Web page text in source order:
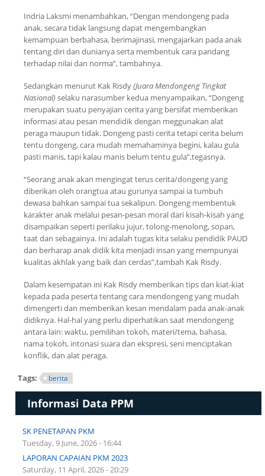
Indria Laksmi menambahkan, “Dengan mendongeng pada
anak, secara tidak langsung dapat mengembangkan
kemampuan berbahasa, berimajinasi, mengajarkan pada anak
tentang diri dan dunianya serta membentuk cara pandang
terhadap nilai dan norma”, tambahnya.
Sedangkan menurut Kak Risdy(Juara Mendongeng Tingkat
Nasional) selaku narasumber kedua menyampaikan, “Dongeng
merupakan suatu penyajian cerita yang bersifat memberikan
informasi atau pesan mendidik dengan meggunakan alat
peraga maupun tidak. Dongeng pasti cerita tetapi cerita belum
tentu dongeng, cara mudah memahaminya begini, kalau gula
pasti manis, tapi kalau manis belum tentu gula”,tegasnya.
“Seorang anak akan mengingat terus cerita/dongeng yang
diberikan oleh orangtua atau gurunya sampai ia tumbuh
dewasa bahkan sampai tua sekalipun. Dongeng membentuk
karakter anak melalui pesan-pesan moral dari kisah-kisah yang
disampaikan seperti perilaku jujur, tolong-menolong, sopan,
taat dan sebagainya. Ini adalah tugas kita selaku pendidik PAUD
dan berharap anak didik kita menjadi insan yang mempunyai
kualitas akhlak yang baik dan cerdas”,tambah Kak Risdy.
Dalam kesempatan ini Kak Risdy memberikan tips dan kiat-kiat
kepada pada peserta tentang cara mendongeng yang mudah
dimengerti dan memberikan kesan mendalam pada anak-anak
didiknya. Hal-hal yang perlu diperhatikan saat mendongeng
antara lain: waktu, pemilihan tokoh, materi/tema, bahasa,
nama tokoh, intonasi suara dan ekspresi, seni menciptakan
konflik, dan alat peraga.
Tags: berita
Informasi Data PPM
SK PENETAPAN PKM
Tuesday, 9 June, 2026 - 16:44
LAPORAN CAPAIAN PKM 2023
Saturday, 11 April, 2026 - 20:29